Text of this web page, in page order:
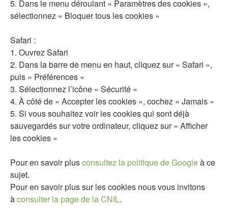
5. Dans le menu déroulant « Paramètres des cookies »,
sélectionnez « Bloquer tous les cookies »
Safari :
1. Ouvrez Safari
2. Dans la barre de menu en haut, cliquez sur « Safari »,
puis « Préférences »
3. Sélectionnez l’icône « Sécurité »
4. À côté de « Accepter les cookies », cochez « Jamais »
5. Si vous souhaitez voir les cookies qui sont déjà
sauvegardés sur votre ordinateur, cliquez sur « Afficher
les cookies »
Pour en savoir plusconsultez la politique de Googleà ce
sujet.
Pour en savoir plus sur les cookies nous vous invitons
àconsulter la page de la CNIL.